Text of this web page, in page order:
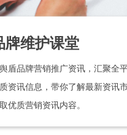
牌维护课堂
盾品牌营销推广资讯，汇聚全
资讯信息，带你了解最新资讯
优质营销资讯内容。